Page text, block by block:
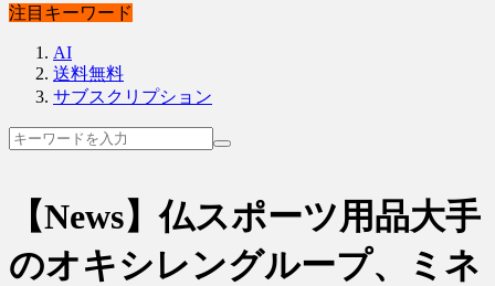
注目キーワード
AI
送料無料
サブスクリプション
【News】仏スポーツ用品大手
のオキシレングループ、ミネ